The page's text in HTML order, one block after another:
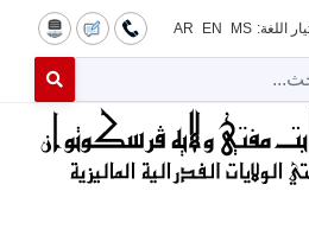
اللغة: MS
EN
AR
for results.